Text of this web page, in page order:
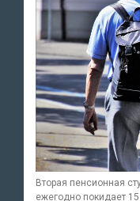
Вторая пенсионная
ежегодно покидает